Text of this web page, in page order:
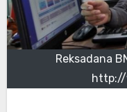
Reksadana
http://